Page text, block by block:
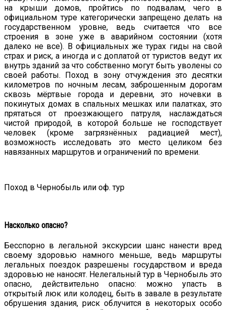
на крыши домов, пройтись по подвалам, чего в
официальном туре категорически запрещено делать на
государственном уровне, ведь считается что все
строения в зоне уже в аварийном состоянии (хотя
далеко не все). В официальных же турах гиды на свой
страх и риск, а иногда и с доплатой от туристов ведут их
внутрь зданий за что собственно могут быть уволены со
своей работы. Поход в зону отчуждения это десятки
километров по ночным лесам, заброшенным дорогам
сквозь мёртвые города и деревни, это ночевки в
покинутых домах в спальных мешках или палатках, это
прятаться от проезжающего патруля, наслаждаться
чистой природой, в которой больше не господствует
человек (кроме загрязнённых радиацией мест),
возможность исследовать это место целиком без
навязанных маршрутов и ограничений по времени.
Поход в Чернобыль или оф. тур
Насколько опасно?
Бесспорно в легальной экскурсии шанс нанести вред
своему здоровью намного меньше, ведь маршруты
легальных поездок разрешены государством и вреда
здоровью не наносят. Нелегальный тур в Чернобыль это
опасно, действительно опасно: можно упасть в
открытый люк или колодец, быть в завале в результате
обрушения здания, риск облучится в некоторых особо